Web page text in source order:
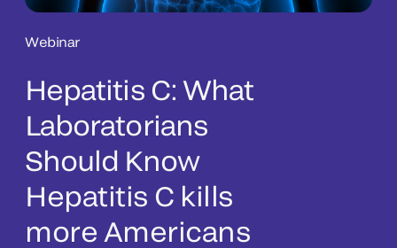
Webinar
Hepatitis C: What
Laboratorians
Should Know
Hepatitis C kills
more Americans